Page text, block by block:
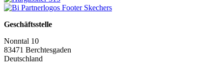
Geschäftsstelle
Nonntal 10
83471 Berchtesgaden
Deutschland